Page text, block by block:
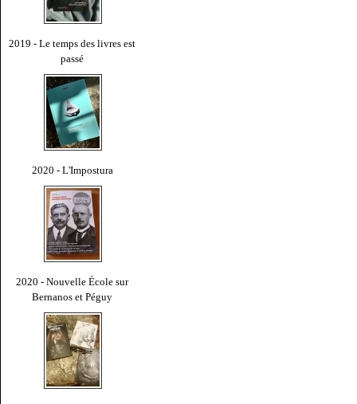
2019 - Le temps des livres est
passé
2020 - L'Impostura
2020 - Nouvelle École sur
Bernanos et Péguy